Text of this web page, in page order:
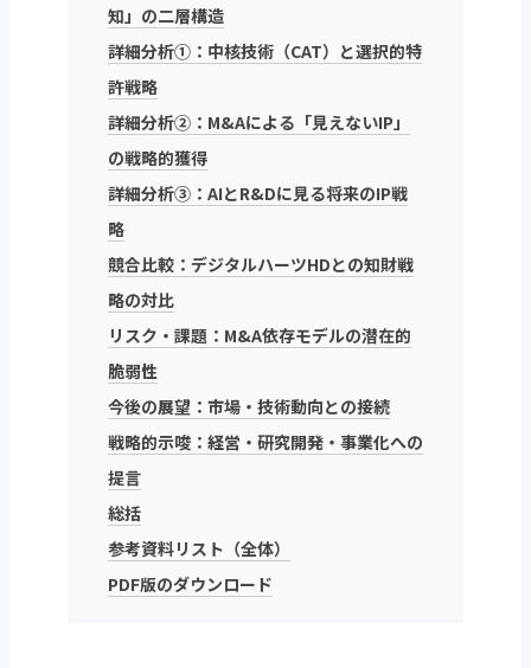
知」の二層構造
詳細分析①：中核技術（CAT）と選択的特
許戦略
詳細分析②：M&Aによる「見えないIP」
の戦略的獲得
詳細分析③：AIとR&Dに見る将来のIP戦
略
競合比較：デジタルハーツHDとの知財戦
略の対比
リスク・課題：M&A依存モデルの潜在的
脆弱性
今後の展望：市場・技術動向との接続
戦略的示唆：経営・研究開発・事業化への
提言
総括
参考資料リスト（全体）
PDF版のダウンロード